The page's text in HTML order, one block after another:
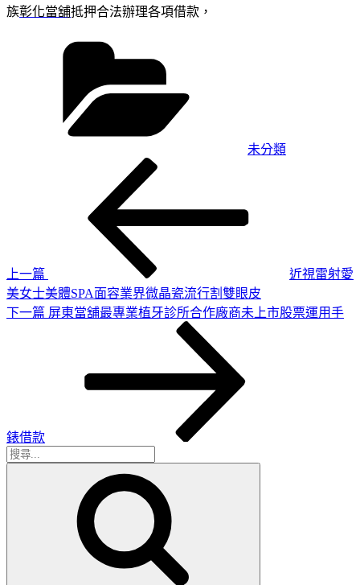
族彰化當舖抵押合法辦理各項借款，
未分類
上一篇
近視雷射愛
美女士美體SPA面容業界微晶瓷流行割雙眼皮
下
下一篇 屏東當舖最專業植牙診所合作廠商未上市股票運用手
錶借款
搜